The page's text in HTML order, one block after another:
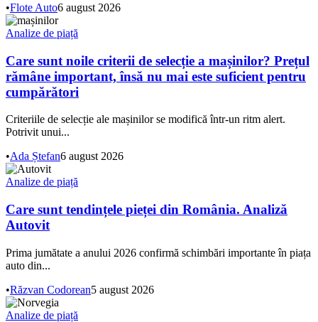
•Flote Auto6 august 2026
Analize de piață
Care sunt noile criterii de selecție a mașinilor? Prețul
rămâne important, însă nu mai este suficient pentru
cumpărători
Criteriile de selecție ale mașinilor se modifică într-un ritm alert.
Potrivit unui...
•Ada Ștefan6 august 2026
Analize de piață
Care sunt tendințele pieței din România. Analiză
Autovit
Prima jumătate a anului 2026 confirmă schimbări importante în piața
auto din...
•Răzvan Codorean5 august 2026
Analize de piață